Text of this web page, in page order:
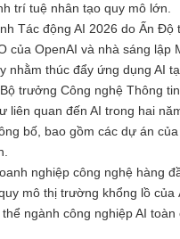
trí tuệ nhân tạo quy mô lớn.
Tác động AI 2026 do Ấn Độ
của OpenAI và nhà sáng lập
nhằm thúc đẩy ứng dụng AI
trưởng Công nghệ Thông
liên quan đến AI trong hai
bố, bao gồm các dự án
nghiệp công nghệ hàng
mô thị trường khổng lồ
ngành công nghiệp AI toàn